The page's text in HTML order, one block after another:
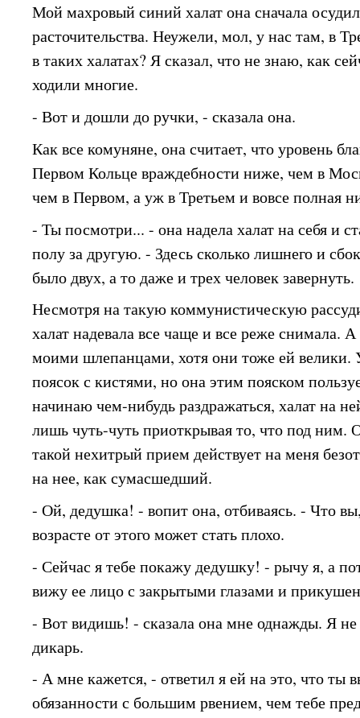
Мой махровый синий халат она сначала
расточительства. Неужели, мол, у нас там, в
в таких халатах? Я сказал, что не знаю, как
ходили многие.
- Вот и дошли до ручки, - сказала она.
Как все комуняне, она считает, что уровень
Первом Кольце враждебности ниже, чем в
чем в Первом, а уж в Третьем и вовсе полная
- Ты посмотри... - она надела халат на себя и
полу за другую. - Здесь сколько лишнего и
было двух, а то даже и трех человек завернуть.
Несмотря на такую коммунистическую
халат надевала все чаще и все реже снимала. А
моими шлепанцами, хотя они тоже ей велики.
поясок с кистями, но она этим пояском
начинаю чем-нибудь раздражаться, халат на
лишь чуть-чуть приоткрывая то, что под ним.
такой нехитрый прием действует на меня
на нее, как сумасшедший.
- Ой, дедушка! - вопит она, отбиваясь. - Что
возрасте от этого может стать плохо.
- Сейчас я тебе покажу дедушку! - рычу я, а
вижу ее лицо с закрытыми глазами и
- Вот видишь! - сказала она мне однажды. Я не
дикарь.
- А мне кажется, - ответил я ей на это, что ты
обязанности с большим рвением, чем тебе